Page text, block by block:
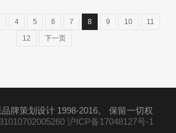
4 5 6 7 8 9 10
11
12
下一页
牌策划设计 1998-2016。 保留一切权
沪ICP备17048127号-1